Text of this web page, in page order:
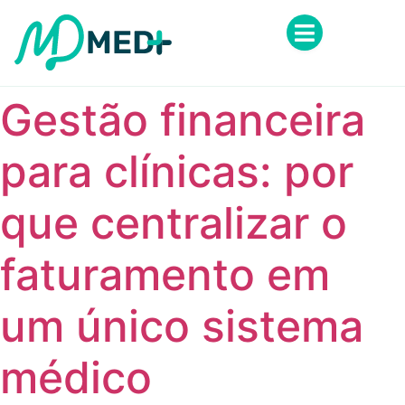
Gestão financeira
para clínicas: por
que centralizar o
faturamento em
um único sistema
médico